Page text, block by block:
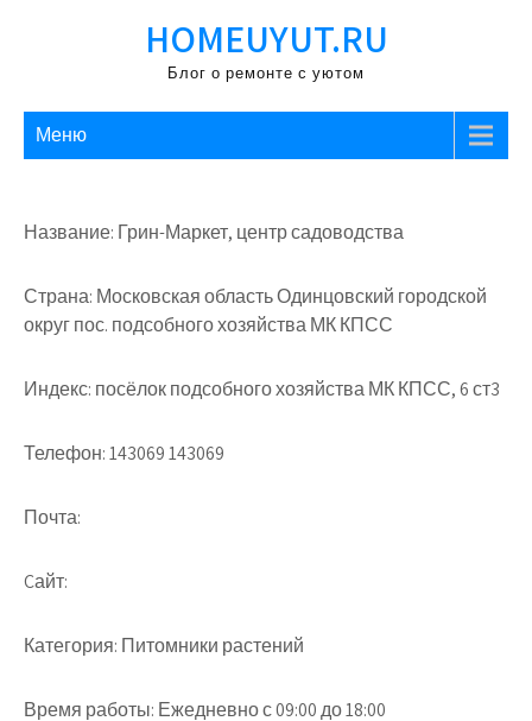
HOMEUYUT.RU
Блог о ремонте с уютом
Меню
Название: Грин-Маркет, центр садоводства
Страна: Московская область Одинцовский городской
округ пос. подсобного хозяйства МК КПСС
Индекс: посёлок подсобного хозяйства МК КПСС, 6 ст3
Телефон: 143069 143069
Почта:
Cайт:
Категория: Питомники растений
Время работы: Ежедневно с 09:00 до 18:00